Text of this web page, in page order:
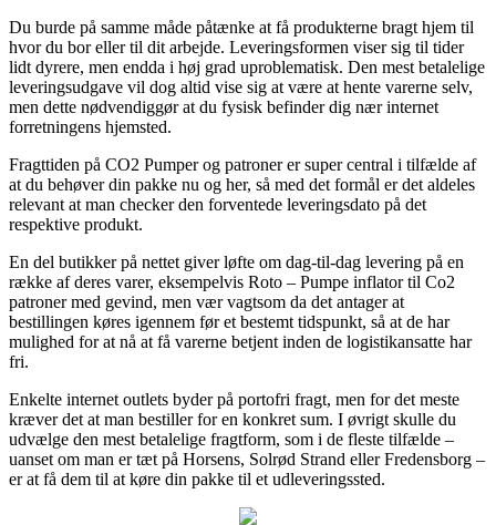
Du burde på samme måde påtænke at få produkterne bragt hjem til
hvor du bor eller til dit arbejde. Leveringsformen viser sig til tider
lidt dyrere, men endda i høj grad uproblematisk. Den mest betalelige
leveringsudgave vil dog altid vise sig at være at hente varerne selv,
men dette nødvendiggør at du fysisk befinder dig nær internet
forretningens hjemsted.
Fragttiden på CO2 Pumper og patroner er super central i tilfælde af
at du behøver din pakke nu og her, så med det formål er det aldeles
relevant at man checker den forventede leveringsdato på det
respektive produkt.
En del butikker på nettet giver løfte om dag-til-dag levering på en
række af deres varer, eksempelvis Roto – Pumpe inflator til Co2
patroner med gevind, men vær vagtsom da det antager at
bestillingen køres igennem før et bestemt tidspunkt, så at de har
mulighed for at nå at få varerne betjent inden de logistikansatte har
fri.
Enkelte internet outlets byder på portofri fragt, men for det meste
kræver det at man bestiller for en konkret sum. I øvrigt skulle du
udvælge den mest betalelige fragtform, som i de fleste tilfælde –
uanset om man er tæt på Horsens, Solrød Strand eller Fredensborg –
er at få dem til at køre din pakke til et udleveringssted.